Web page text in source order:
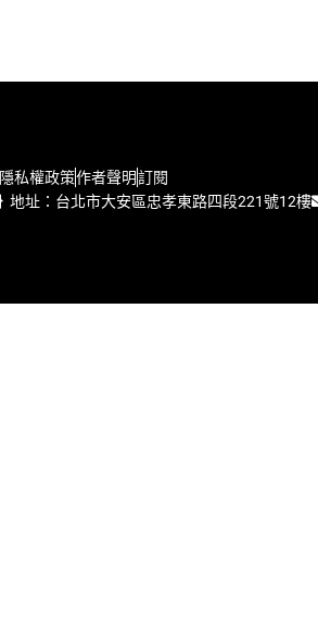
隱私權政策作者聲明訂閱
地址：台北市大安區忠孝東路四段221號12樓